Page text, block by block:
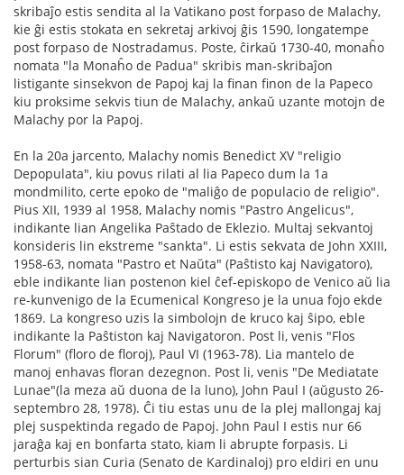
skribaĵo estis sendita al la Vatikano post forpaso de Malachy,
kie ĝi estis stokata en sekretaj arkivoj ĝis 1590, longatempe
post forpaso de Nostradamus. Poste, ĉirkaŭ 1730-40, monaĥo
nomata "la Monaĥo de Padua" skribis man-skribaĵon
listigante sinsekvon de Papoj kaj la finan finon de la Papeco
kiu proksime sekvis tiun de Malachy, ankaŭ uzante motojn de
Malachy por la Papoj.
En la 20a jarcento, Malachy nomis Benedict XV "religio
Depopulata", kiu povus rilati al lia Papeco dum la 1a
mondmilito, certe epoko de "maliĝo de populacio de religio".
Pius XII, 1939 al 1958, Malachy nomis "Pastro Angelicus",
indikante lian Angelika Paŝtado de Eklezio. Multaj sekvantoj
konsideris lin ekstreme "sankta". Li estis sekvata de John XXIII,
1958-63, nomata "Pastro et Naŭta" (Paŝtisto kaj Navigatoro),
eble indikante lian postenon kiel ĉef-episkopo de Venico aŭ lia
re-kunvenigo de la Ecumenical Kongreso je la unua fojo ekde
1869. La kongreso uzis la simbolojn de kruco kaj ŝipo, eble
indikante la Paŝtiston kaj Navigatoron. Post li, venis "Flos
Florum" (floro de floroj), Paul VI (1963-78). Lia mantelo de
manoj enhavas floran dezegnon. Post li, venis "De Mediatate
Lunae"(la meza aŭ duona de la luno), John Paul I (aŭgusto 26-
septembro 28, 1978). Ĉi tiu estas unu de la plej mallongaj kaj
plej suspektinda regado de Papoj. John Paul I estis nur 66
jaraĝa kaj en bonfarta stato, kiam li abrupte forpasis. Li
perturbis sian Curia (Senato de Kardinaloj) pro eldiri en unu